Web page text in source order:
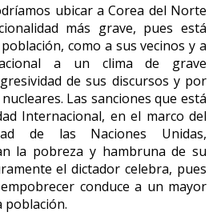
ubicar a Corea del Norte
más grave, pues está
como a sus vecinos y a
a un clima de grave
de sus discursos y por
Las sanciones que está
Internacional, en el marco del
de las Naciones Unidas,
la pobreza y hambruna de su
el dictador celebra, pues
conduce a un mayor
población.